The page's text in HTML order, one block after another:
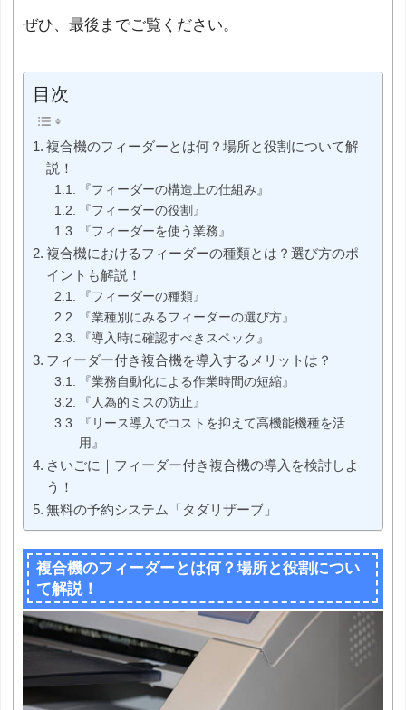
ぜひ、最後までご覧ください。
目次
複合機のフィーダーとは何？場所と役割について解
説！
『フィーダーの構造上の仕組み』
『フィーダーの役割』
『フィーダーを使う業務』
複合機におけるフィーダーの種類とは？選び方のポ
イントも解説！
『フィーダーの種類』
『業種別にみるフィーダーの選び方』
『導入時に確認すべきスペック』
フィーダー付き複合機を導入するメリットは？
『業務自動化による作業時間の短縮』
『人為的ミスの防止』
『リース導入でコストを抑えて高機能機種を活
用』
さいごに｜フィーダー付き複合機の導入を検討しよ
う！
無料の予約システム「タダリザーブ」
複合機のフィーダーとは何？場所と役割につい
て解説！